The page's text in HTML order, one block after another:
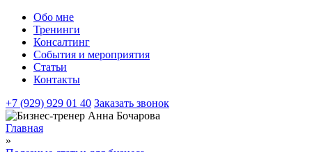
Обо мне
Тренинги
Консалтинг
События и мероприятия
Статьи
Контакты
+7 (929) 929 01 40 Заказать звонок
Главная
»